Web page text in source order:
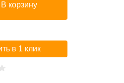
В корзину
в 1 клик